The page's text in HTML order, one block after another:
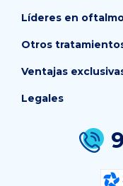
Líderes en
Otros
Ventajas
Legales